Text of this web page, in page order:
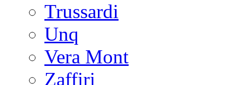
Trussardi
Unq
Vera Mont
Zaffiri